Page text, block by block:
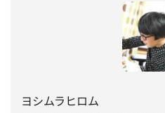
ヨシムラヒロム